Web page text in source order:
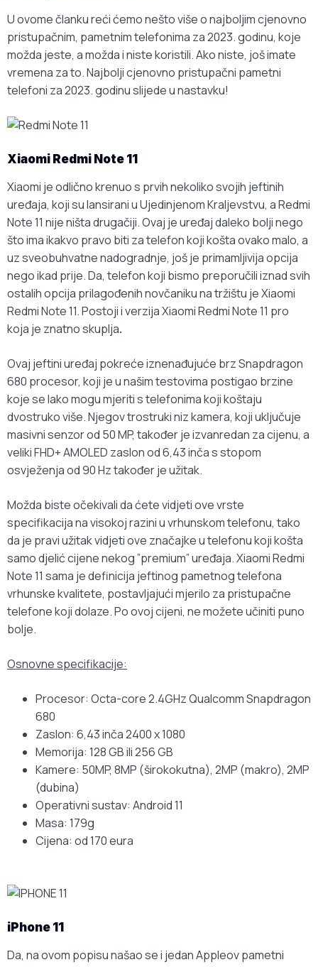
U ovome članku reći ćemo nešto više o najboljim cjenovno
pristupačnim, pametnim telefonima za 2023. godinu, koje
možda jeste, a možda i niste koristili. Ako niste, još imate
vremena za to. Najbolji cjenovno pristupačni pametni
telefoni za 2023. godinu slijede u nastavku!
Xiaomi Redmi Note 11
Xiaomi je odlično krenuo s prvih nekoliko svojih jeftinih
uređaja, koji su lansirani u Ujedinjenom Kraljevstvu, a Redmi
Note 11 nije ništa drugačiji. Ovaj je uređaj daleko bolji nego
što ima ikakvo pravo biti za telefon koji košta ovako malo, a
uz sveobuhvatne nadogradnje, još je primamljivija opcija
nego ikad prije. Da, telefon koji bismo preporučili iznad svih
ostalih opcija prilagođenih novčaniku na tržištu je Xiaomi
Redmi Note 11. Postoji i verzija Xiaomi Redmi Note 11 pro
koja je znatno skuplja.
Ovaj jeftini uređaj pokreće iznenađujuće brz Snapdragon
680 procesor, koji je u našim testovima postigao brzine
koje se lako mogu mjeriti s telefonima koji koštaju
dvostruko više. Njegov trostruki niz kamera, koji uključuje
masivni senzor od 50 MP, također je izvanredan za cijenu, a
veliki FHD+ AMOLED zaslon od 6,43 inča s stopom
osvježenja od 90 Hz također je užitak.
Možda biste očekivali da ćete vidjeti ove vrste
specifikacija na visokoj razini u vrhunskom telefonu, tako
da je pravi užitak vidjeti ove značajke u telefonu koji košta
samo djelić cijene nekog ”premium” uređaja. Xiaomi Redmi
Note 11 sama je definicija jeftinog pametnog telefona
vrhunske kvalitete, postavljajući mjerilo za pristupačne
telefone koji dolaze. Po ovoj cijeni, ne možete učiniti puno
bolje.
Osnovne specifikacije:
Procesor: Octa-core 2.4GHz Qualcomm Snapdragon
680
Zaslon: 6,43 inča 2400 x 1080
Memorija: 128 GB ili 256 GB
Kamere: 50MP, 8MP (širokokutna), 2MP (makro), 2MP
(dubina)
Operativni sustav: Android 11
Masa: 179g
Cijena: od 170 eura
iPhone 11
Da, na ovom popisu našao se i jedan Appleov pametni